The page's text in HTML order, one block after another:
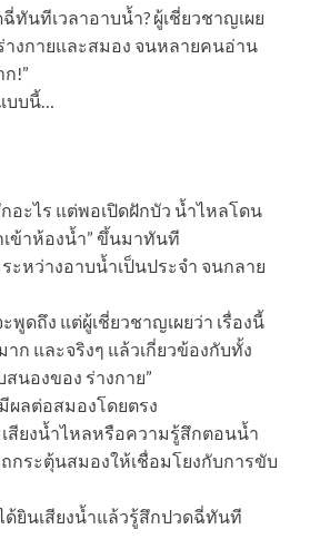
นทีเวลาอาบน้ำ? ผู้เชี่ยวชาญเผย
างกายและสมอง จนหลายคนอ่าน
!”
บบนี้…
อะไร แต่พอเปิดฝักบัว น้ำไหลโดน
เข้าห้องน้ำ” ขึ้นมาทันที
ะหว่างอาบน้ำเป็นประจำ จนกลาย
ดถึง แต่ผู้เชี่ยวชาญเผยว่า เรื่องนี้
ก และจริงๆ แล้วเกี่ยวข้องกับทั้ง
สนองของ ร่างกาย”
ผลต่อสมองโดยตรง
สียงน้ำไหลหรือความรู้สึกตอนน้ำ
กระตุ้นสมองให้เชื่อมโยงกับการขับ
ด้ยินเสียงน้ำแล้วรู้สึกปวดฉี่ทันที